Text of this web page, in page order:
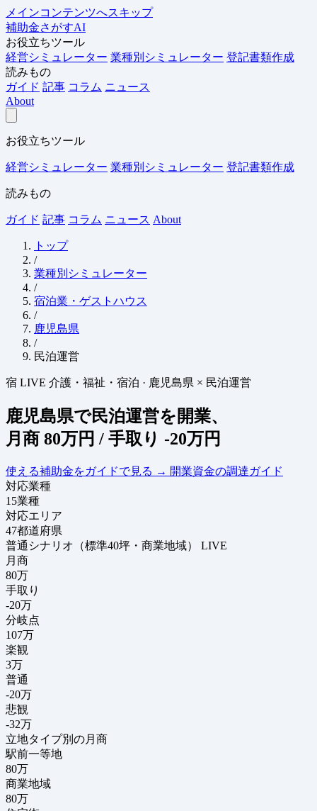
メインコンテンツへスキップ
補助金さがすAI
お役立ちツール
経営シミュレーター 業種別シミュレーター 登記書類作成
読みもの
ガイド 記事 コラム ニュース
About
お役立ちツール
経営シミュレーター 業種別シミュレーター 登記書類作成
読みもの
ガイド 記事 コラム ニュース About
トップ
/
業種別シミュレーター
/
宿泊業・ゲストハウス
/
鹿児島県
/
民泊運営
宿 LIVE 介護・福祉・宿泊 · 鹿児島県 × 民泊運営
鹿児島県で民泊運営を開業、
月商 80万円 / 手取り -20万円
使える補助金をガイドで見る → 開業資金の調達ガイド
対応業種
15業種
対応エリア
47都道府県
普通シナリオ（標準40坪・商業地域）
LIVE
月商
80万
手取り
-20万
分岐点
107万
楽観
3万
普通
-20万
悲観
-32万
立地タイプ別の月商
駅前一等地
80万
商業地域
80万